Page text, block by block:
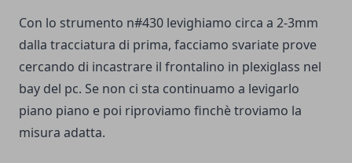
Con lo strumento n#430 levighiamo circa a 2-3mm
dalla tracciatura di prima, facciamo svariate prove
cercando di incastrare il frontalino in plexiglass nel
bay del pc. Se non ci sta continuamo a levigarlo
piano piano e poi riproviamo finchè troviamo la
misura adatta.